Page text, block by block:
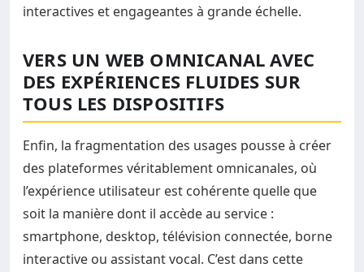
interactives et engageantes à grande échelle.
VERS UN WEB OMNICANAL AVEC
DES EXPÉRIENCES FLUIDES SUR
TOUS LES DISPOSITIFS
Enfin, la fragmentation des usages pousse à créer
des plateformes véritablement omnicanales, où
l’expérience utilisateur est cohérente quelle que
soit la manière dont il accède au service :
smartphone, desktop, télévision connectée, borne
interactive ou assistant vocal. C’est dans cette